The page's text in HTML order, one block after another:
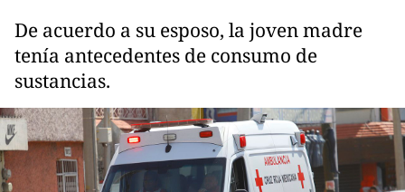
De acuerdo a su esposo, la joven madre
tenía antecedentes de consumo de
sustancias.